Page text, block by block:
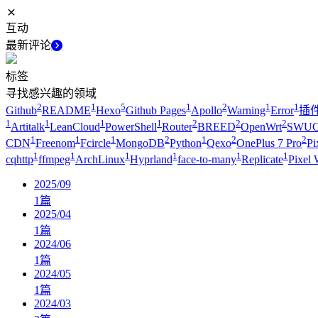
互动
最新评论
标签
寻找感兴趣的领域
Github2README1 Hexo5Github Pages1 Apollo2Warning1 Error1 插
1Artitalk1LeanCloud1PowerShell1Router2BREED2OpenWrt2
CDN1 Freenom1 Fcircle1 MongoDB2Python1 Qexo2OnePlus 7 Pro2
cqhttp1 ffmpeg1 ArchLinux1 Hyprland1 face-to-many1 Replicate1 Pixel
2025/09
1篇
2025/04
1篇
2024/06
1篇
2024/05
1篇
2024/03